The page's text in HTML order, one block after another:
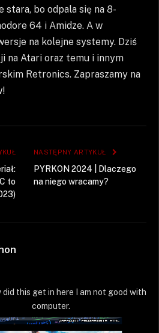
stara, bo odpala się na 8-
64 i Amidze. A w
na kolejne systemy. Dziś
na Atari oraz temu i innym
Retronics. Zapraszamy na
to
NASTĘPNY ARTYKUŁ
PYRKON 2024 | Dlaczego
na niego wracamy?
did this get in here I am not good with
computer.